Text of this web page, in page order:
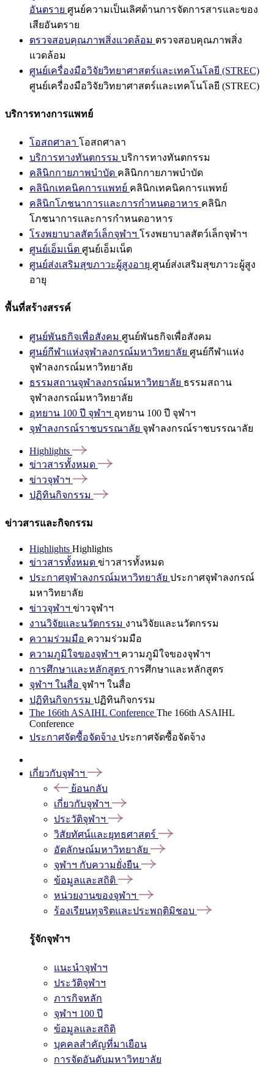
อันตราย ศูนย์ความเป็นเลิศด้านการจัดการสารและของ
เสียอันตราย
ตรวจสอบคุณภาพสิ่งแวดล้อม ตรวจสอบคุณภาพสิ่ง
แวดล้อม
ศูนย์เครื่องมือวิจัยวิทยาศาสตร์และเทคโนโลยี (STREC)
ศูนย์เครื่องมือวิจัยวิทยาศาสตร์และเทคโนโลยี (STREC)
บริการทางการแพทย์
โอสถศาลา โอสถศาลา
บริการทางทันตกรรม บริการทางทันตกรรม
คลินิกกายภาพบำบัด คลินิกกายภาพบำบัด
คลินิกเทคนิคการแพทย์ คลินิกเทคนิคการแพทย์
คลินิกโภชนาการและการกำหนดอาหาร คลินิก
โภชนาการและการกำหนดอาหาร
โรงพยาบาลสัตว์เล็กจุฬาฯ โรงพยาบาลสัตว์เล็กจุฬาฯ
ศูนย์เอ็มเน็ต ศูนย์เอ็มเน็ต
ศูนย์ส่งเสริมสุขภาวะผู้สูงอายุ ศูนย์ส่งเสริมสุขภาวะผู้สูง
อายุ
พื้นที่สร้างสรรค์
ศูนย์พันธกิจเพื่อสังคม ศูนย์พันธกิจเพื่อสังคม
ศูนย์กีฬาแห่งจุฬาลงกรณ์มหาวิทยาลัย ศูนย์กีฬาแห่ง
จุฬาลงกรณ์มหาวิทยาลัย
ธรรมสถานจุฬาลงกรณ์มหาวิทยาลัย ธรรมสถาน
จุฬาลงกรณ์มหาวิทยาลัย
อุทยาน 100 ปี จุฬาฯ อุทยาน 100 ปี จุฬาฯ
จุฬาลงกรณ์ราชบรรณาลัย จุฬาลงกรณ์ราชบรรณาลัย
Highlights
ข่าวสารทั้งหมด
ข่าวจุฬาฯ
ปฏิทินกิจกรรม
ข่าวสารและกิจกรรม
Highlights Highlights
ข่าวสารทั้งหมด ข่าวสารทั้งหมด
ประกาศจุฬาลงกรณ์มหาวิทยาลัย ประกาศจุฬาลงกรณ์
มหาวิทยาลัย
ข่าวจุฬาฯ ข่าวจุฬาฯ
งานวิจัยและนวัตกรรม งานวิจัยและนวัตกรรม
ความร่วมมือ ความร่วมมือ
ความภูมิใจของจุฬาฯ ความภูมิใจของจุฬาฯ
การศึกษาและหลักสูตร การศึกษาและหลักสูตร
จุฬาฯ ในสื่อ จุฬาฯ ในสื่อ
ปฏิทินกิจกรรม ปฏิทินกิจกรรม
The 166th ASAIHL Conference The 166th ASAIHL
Conference
ประกาศจัดซื้อจัดจ้าง ประกาศจัดซื้อจัดจ้าง
เกี่ยวกับจุฬาฯ
ย้อนกลับ
เกี่ยวกับจุฬาฯ
ประวัติจุฬาฯ
วิสัยทัศน์และยุทธศาสตร์
อัตลักษณ์มหาวิทยาลัย
จุฬาฯ กับความยั่งยืน
ข้อมูลและสถิติ
หน่วยงานของจุฬาฯ
ร้องเรียนทุจริตและประพฤติมิชอบ
รู้จักจุฬาฯ
แนะนำจุฬาฯ
ประวัติจุฬาฯ
ภารกิจหลัก
จุฬาฯ 100 ปี
ข้อมูลและสถิติ
บุคคลสำคัญที่มาเยือน
การจัดอันดับมหาวิทยาลัย